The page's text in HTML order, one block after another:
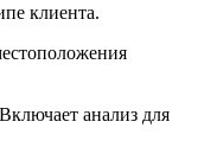
клиента.
анализ для